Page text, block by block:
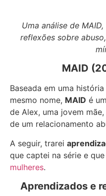
Uma análise de
reflexões sobre
MAID
Baseada em uma
mesmo nome, MAID é
de Alex, uma jovem
de um relacionamento
A seguir, trarei
que captei na série e
mulheres.
Aprendizados e